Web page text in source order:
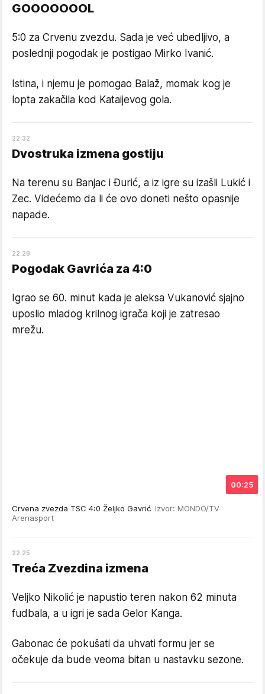
GOOOOOOOL
5:0 za Crvenu zvezdu. Sada je već ubedljivo, a
poslednji pogodak je postigao Mirko Ivanić.
Istina, i njemu je pomogao Balaž, momak kog je
lopta zakačila kod Kataijevog gola.
22:32
Dvostruka izmena gostiju
Na terenu su Banjac i Đurić, a iz igre su izašli Lukić i
Zec. Videćemo da li će ovo doneti nešto opasnije
napade.
22:28
Pogodak Gavrića za 4:0
Igrao se 60. minut kada je aleksa Vukanović sjajno
uposlio mladog krilnog igrača koji je zatresao
mrežu.
00:25
Crvena zvezda TSC 4:0 Željko Gavrić Izvor: MONDO/TV
Arenasport
22:25
Treća Zvezdina izmena
Veljko Nikolić je napustio teren nakon 62 minuta
fudbala, a u igri je sada Gelor Kanga.
Gabonac će pokušati da uhvati formu jer se
očekuje da bude veoma bitan u nastavku sezone.